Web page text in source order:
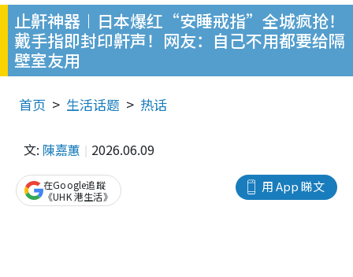
止鼾神器︱日本爆红“安睡戒指”全城疯抢！
戴手指即封印鼾声！网友：自己不用都要给隔
壁室友用
首页 生活话题 热话
文: 陳嘉蕙 2026.06.09
用 App 睇文
在Google追蹤
《UHK 港生活》